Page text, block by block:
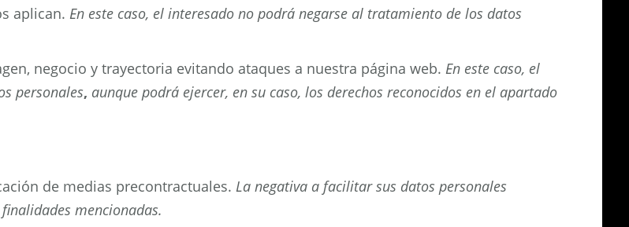
aplican. En este caso, el interesado no podrá negarse al tratamiento de los datos
negocio y trayectoria evitando ataques a nuestra página web. En este caso, el
personales, aunque podrá ejercer, en su caso, los derechos reconocidos en el apartado
de medias precontractuales. La negativa a facilitar sus datos personales
mencionadas.